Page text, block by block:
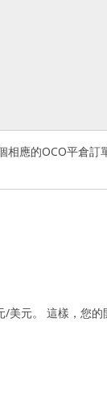
應的OCO平倉訂
美元。 這樣，您的